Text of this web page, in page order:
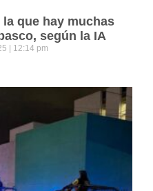
que hay muchas
según la IA
12:14 pm